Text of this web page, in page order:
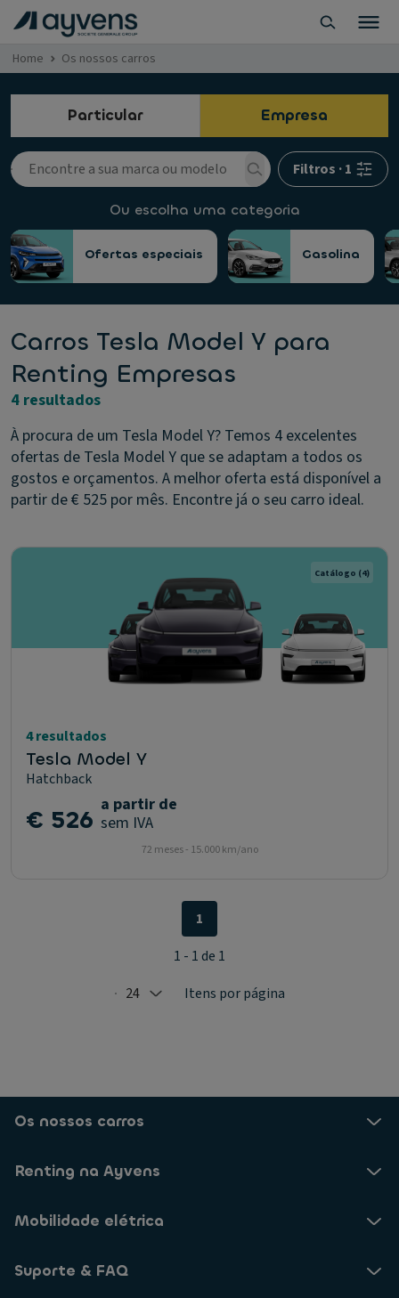
Home Os nossos carros
Particular Empresa
Filtros ·1
Ou escolha uma categoria
Ofertas especiais Gasolina
Carros Tesla Model Y para
Renting Empresas
4 resultados
À procura de um Tesla Model Y? Temos 4 excelentes
ofertas de Tesla Model Y que se adaptam a todos os
gostos e orçamentos. A melhor oferta está disponível a
partir de € 525 por mês. Encontre já o seu carro ideal.
Catálogo (4)
4 resultados
Tesla Model Y
Hatchback
€ 526 a partir de
sem IVA
72 meses - 15.000 km/ano
Selected: 24
24 Itens por página
1
1 - 1 de 1
Os nossos carros
Renting na Ayvens
Mobilidade elétrica
Suporte & FAQ